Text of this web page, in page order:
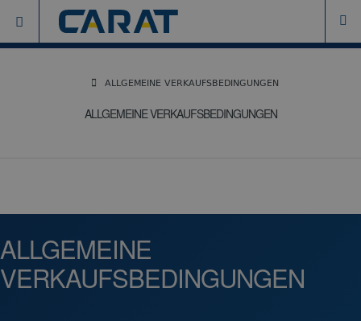
ALLGEMEINE VERKAUFSBEDINGUNGEN
ALLGEMEINE VERKAUFSBEDINGUNGEN
ALLGEMEINE
VERKAUFSBEDINGUNGEN